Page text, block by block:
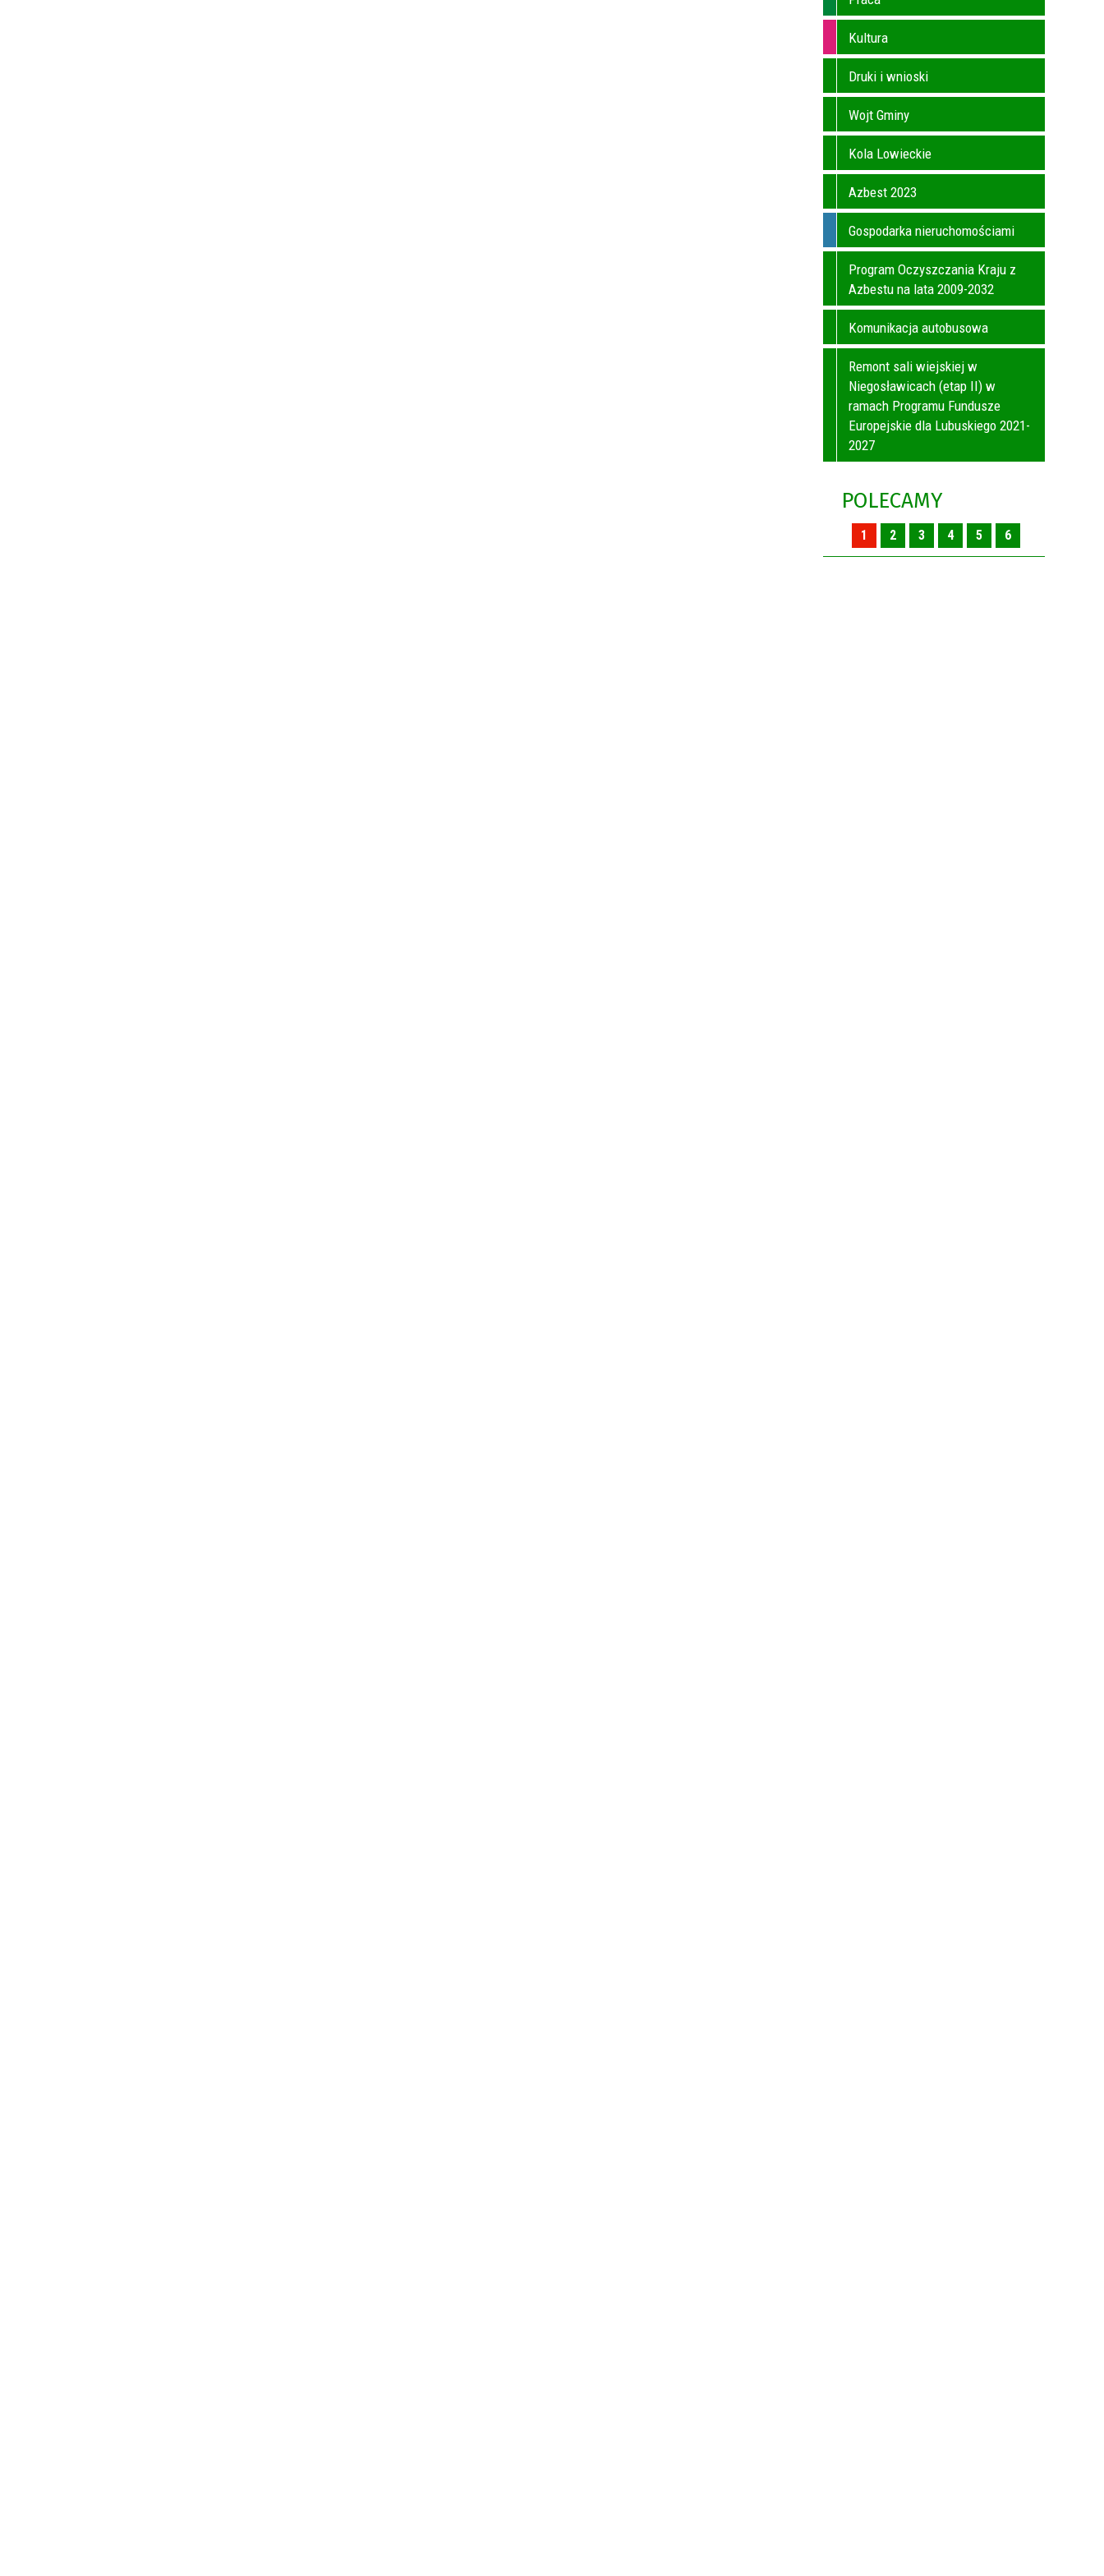
Kultura
Druki i wnioski
Wojt Gminy
Kola Lowieckie
Azbest 2023
Gospodarka nieruchomościami
Program Oczyszczania Kraju z
Azbestu na lata 2009-2032
Komunikacja autobusowa
Remont sali wiejskiej w
Niegosławicach (etap II) w
ramach Programu Fundusze
Europejskie dla Lubuskiego 2021-
2027
POLECAMY
1 2 3 4 5 6